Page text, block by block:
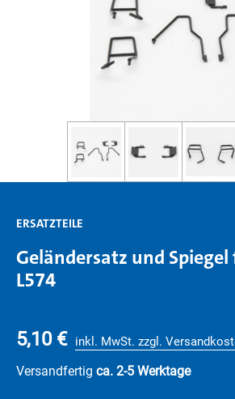
ERSATZTEILE
Geländersatz und
L574
5,10 € inkl. MwSt. zzgl.
Versandfertig ca. 2-5 Werktage